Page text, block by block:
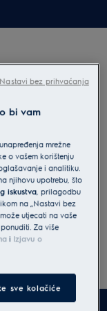
bi vam
mrežne
o vašem korištenju
i analitiku.
njihovu upotrebu, što
iskustva, prilagodbu
na „Nastavi bez
utjecati na vaše
Za više
i Izjavu o
sve kolačiće
Nastavi bez prihvaćanja